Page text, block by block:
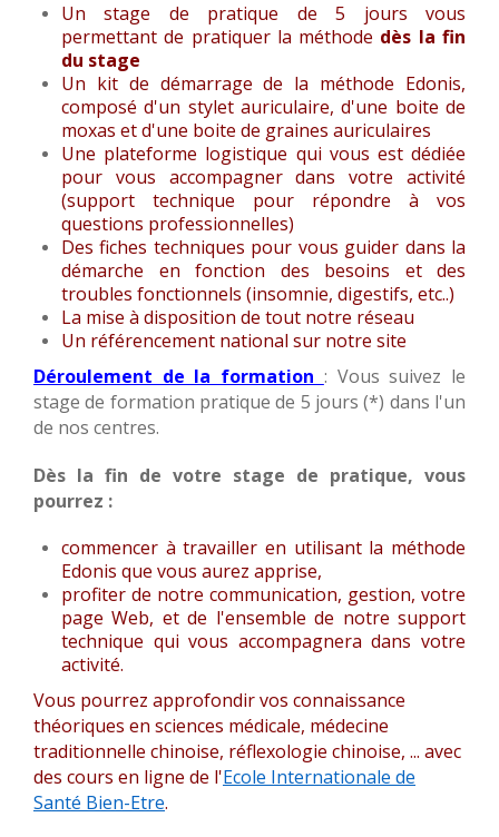
Un stage de pratique de 5 jours vous
permettant de pratiquer la méthode dès la fin
du stage
Un kit de démarrage de la méthode Edonis,
composé d'un stylet auriculaire, d'une boite de
moxas et d'une boite de graines auriculaires
Une plateforme logistique qui vous est dédiée
pour vous accompagner dans votre activité
(support technique pour répondre à vos
questions professionnelles)
Des fiches techniques pour vous guider dans la
démarche en fonction des besoins et des
troubles fonctionnels (insomnie, digestifs, etc..)
La mise à disposition de tout notre réseau
Un référencement national sur notre site
Déroulement de la formation : Vous suivez le
stage de formation pratique de 5 jours (*) dans l'un
de nos centres.
Dès la fin de votre stage de pratique, vous
pourrez :
commencer à travailler en utilisant la méthode
Edonis que vous aurez apprise,
profiter de notre communication, gestion, votre
page Web, et de l'ensemble de notre support
technique qui vous accompagnera dans votre
activité.
Vous pourrez approfondir vos connaissance
théoriques en sciences médicale, médecine
traditionnelle chinoise, réflexologie chinoise, ... avec
des cours en ligne de l'Ecole Internationale de
Santé Bien-Etre.